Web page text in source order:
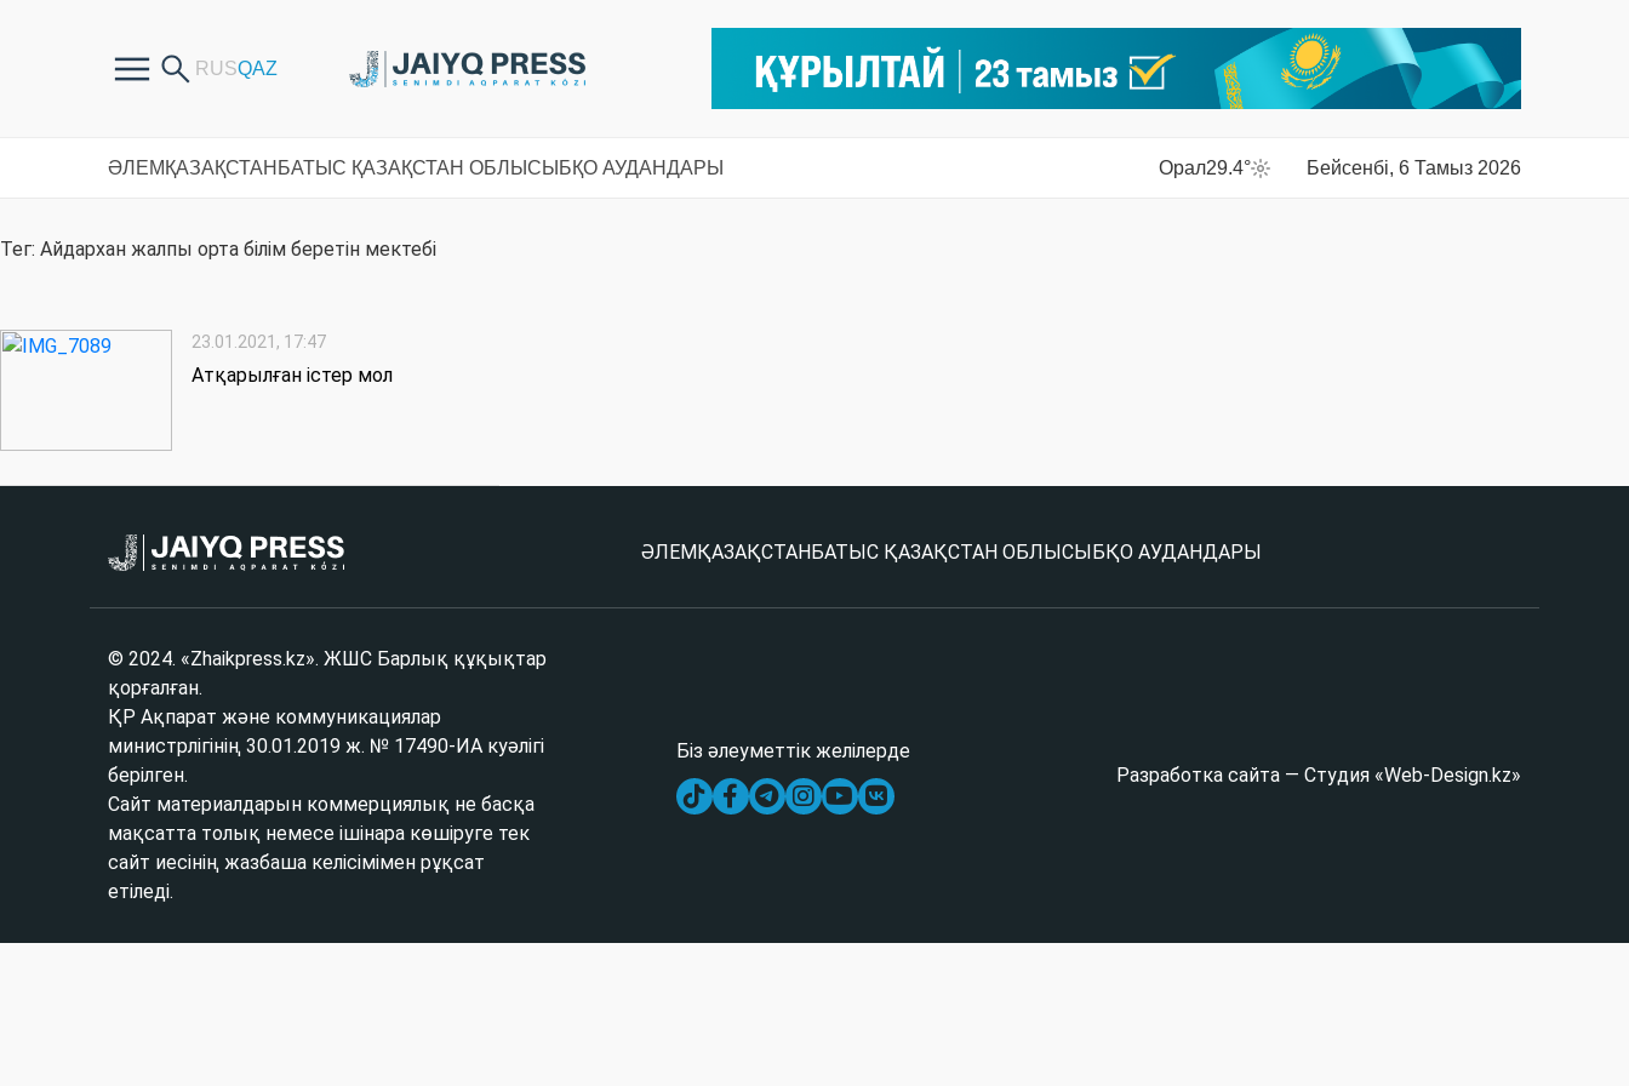
ӘЛЕМ ҚАЗАҚСТАН БАТЫС ҚАЗАҚСТАН ОБЛЫСЫ БҚО АУДАНДАРЫ Орал29.4° Бейсенбі, 6 Тамыз 2026
Тег: Айдархан жалпы орта білім беретін мектебі
23.01.2021, 17:47
Атқарылған істер мол
ӘЛЕМ ҚАЗАҚСТАН БАТЫС ҚАЗАҚСТАН ОБЛЫСЫ БҚО АУДАНДАРЫ
© 2024. «Zhaikpress.kz». ЖШС Барлық құқықтар
қорғалған.
ҚР Ақпарат және коммуникациялар
министрлігінің 30.01.2019 ж. № 17490-ИА куәлігі
берілген.
Сайт материалдарын коммерциялық не басқа
мақсатта толық немесе ішінара көшіруге тек
сайт иесінің жазбаша келісімімен рұқсат
етіледі.
Біз әлеуметтік желілерде
Разработка сайта — Студия «Web-Design.kz»